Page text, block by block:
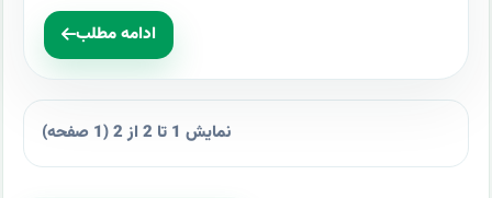
ادامه مطلب
نمایش 1 تا 2 از 2 (1 صفحه)